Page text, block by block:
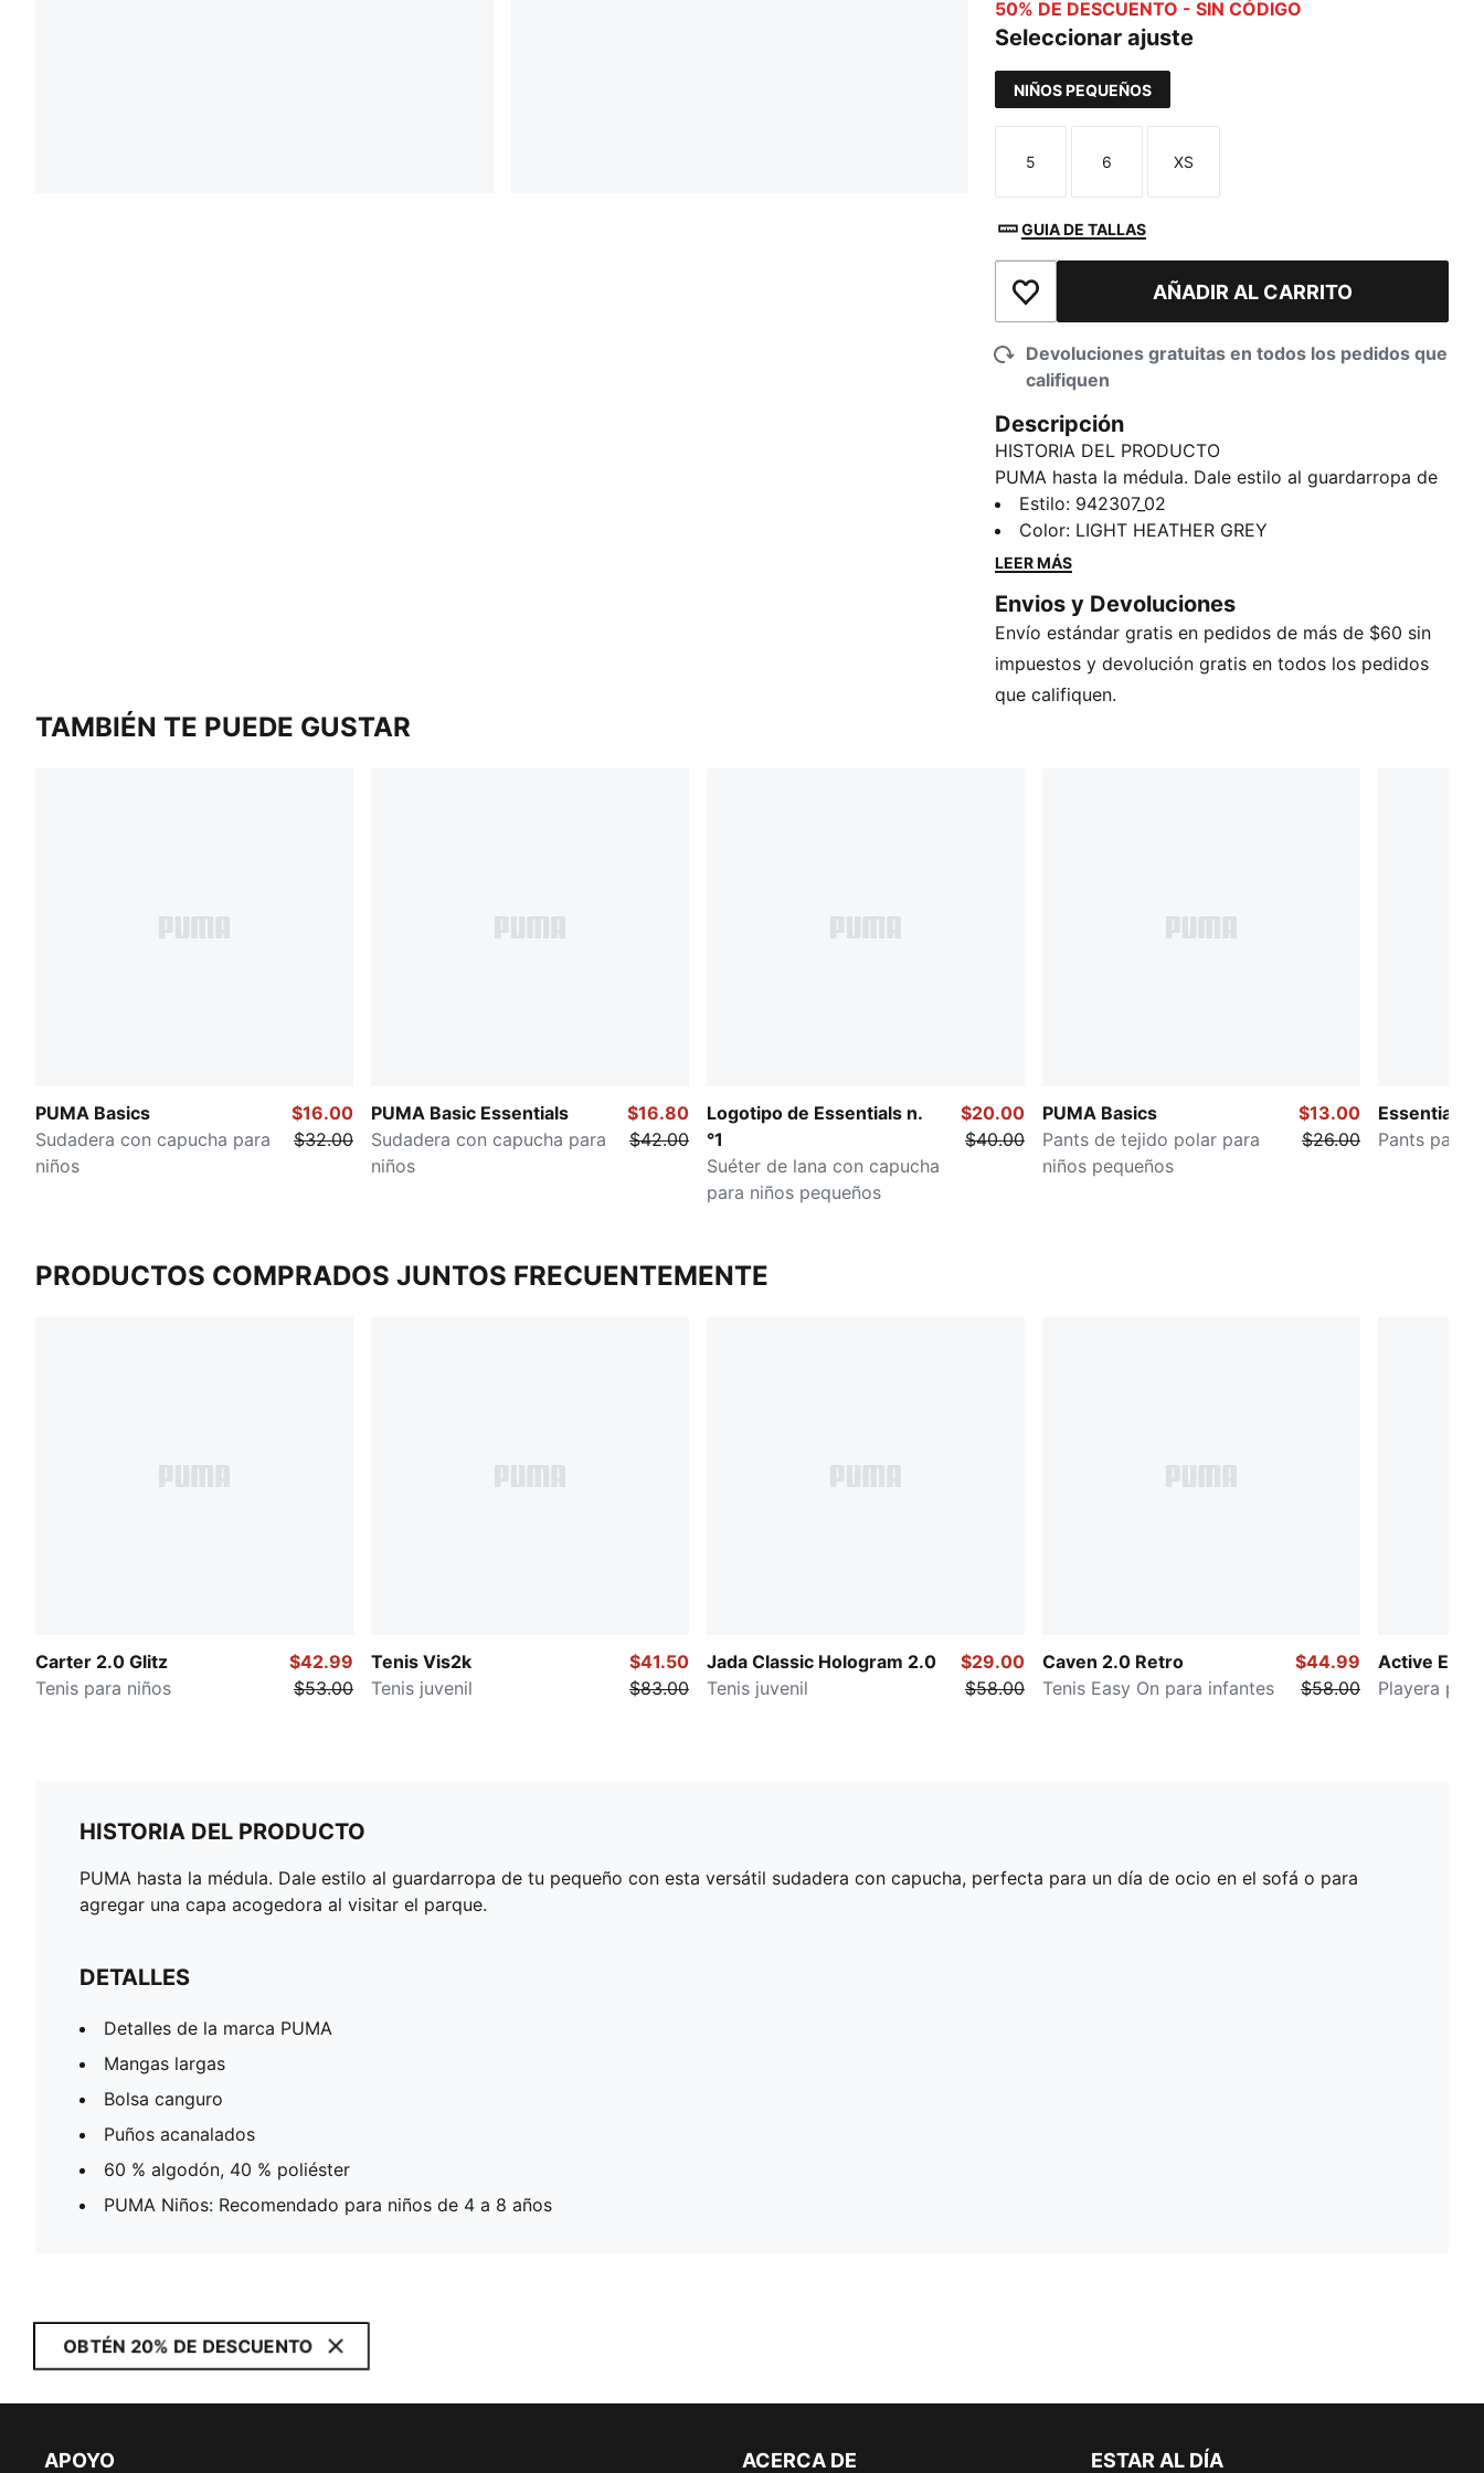
50% DE DESCUENTO - SIN CÓDIGO
Seleccionar ajuste
NIÑOS PEQUEÑOS
Talla
5
Talla
6
Talla
XS
GUIA DE TALLAS
Añadir a la lista de deseosAÑADIR AL CARRITO
Devoluciones gratuitas en todos los pedidos que
califiquen
Descripción
HISTORIA DEL PRODUCTO
PUMA hasta la médula. Dale estilo al guardarropa de
tu pequeño con esta versátil sudadera con capucha,
perfecta para un día de ocio en el sofá o para
agregar una capa acogedora al visitar el parque.
Detalles de la marca PUMA
Mangas largas
Bolsa canguro
Puños acanalados
Estilo: 942307_02
Color: LIGHT HEATHER GREY
LEER MÁS
Envios y Devoluciones
Envío estándar gratis en pedidos de más de $60 sin
impuestos y devolución gratis en todos los pedidos
que califiquen.
TAMBIÉN TE PUEDE GUSTAR
PUMA Basics
Sudadera con capucha para
niños
$16.00
$32.00
PUMA Basic Essentials
Sudadera con capucha para
niños
$16.80
$42.00
Logotipo de Essentials n.
°1
Suéter de lana con capucha
para niños pequeños
$20.00
$40.00
PUMA Basics
Pants de tejido polar para
niños pequeños
$13.00
$26.00
Essentials
Pants para
PRODUCTOS COMPRADOS JUNTOS FRECUENTEMENTE
Carter 2.0 Glitz
Tenis para niños
$42.99
$53.00
Tenis Vis2k
Tenis juvenil
$41.50
$83.00
Jada Classic Hologram 2.0
Tenis juvenil
$29.00
$58.00
Caven 2.0 Retro
Tenis Easy On para infantes
$44.99
$58.00
Active
Playera
HISTORIA DEL PRODUCTO
PUMA hasta la médula. Dale estilo al guardarropa de tu pequeño con esta versátil sudadera con capucha, perfecta para un día de ocio en el sofá o para
agregar una capa acogedora al visitar el parque.
DETALLES
Detalles de la marca PUMA
Mangas largas
Bolsa canguro
Puños acanalados
60 % algodón, 40 % poliéster
PUMA Niños: Recomendado para niños de 4 a 8 años
OBTÉN 20% DE DESCUENTO
APOYO ACERCA DE ESTAR AL DÍA